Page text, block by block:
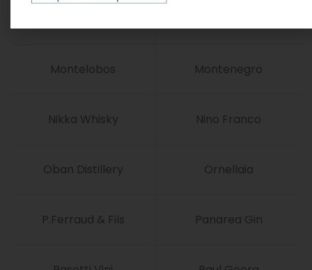
Montelobos Montenegro
Nikka Whisky Nino Franco
Oban Distillery Ornellaia
P.Ferraud & Fils Panarea Gin